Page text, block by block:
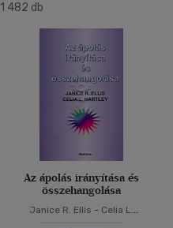
1 482 db
Az ápolás irányítása és
összehangolása
Janice R. Ellis - Celia L.